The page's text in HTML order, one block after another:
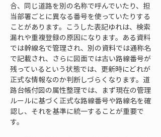
合、同じ道路を別の名称で呼んでいたり、担
当部署ごとに異なる番号を使っていたりする
ことがあります。こうした表記ゆれは、検索
漏れや重複登録の原因になります。ある資料
では幹線名で管理され、別の資料では通称名
で記載され、さらに図面では古い路線番号が
残っているという状態では、更新時にどれが
正式な情報なのか判断しづらくなります。道
路台帳付図の属性整理では、まず現在の管理
ルールに基づく正式な路線番号や路線名を確
認し、それを基準に統一することが重要で
す。